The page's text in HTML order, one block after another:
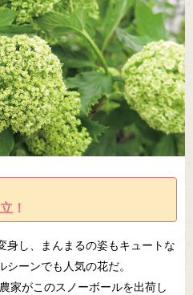
！
し、まんまるの姿もキュートな
シーンでも人気の花だ。
家がこのスノーボールを出荷し